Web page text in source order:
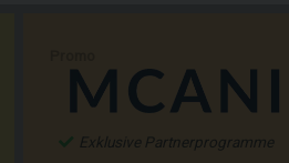
Exklusive Partnerprogramme